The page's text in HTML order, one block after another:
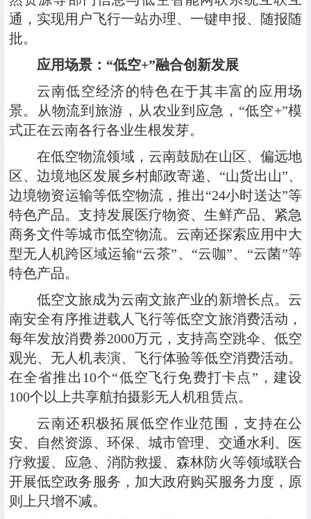
通，实现用户飞行一站办理、一键申报、随报随
批。
应用场景：“低空+”融合创新发展
云南低空经济的特色在于其丰富的应用场
景。从物流到旅游，从农业到应急，“低空+”模
式正在云南各行各业生根发芽。
在低空物流领域，云南鼓励在山区、偏远地
区、边境地区发展乡村邮政寄递、“山货出山”、
边境物资运输等低空物流，推出“24小时送达”等
特色产品。支持发展医疗物资、生鲜产品、紧急
商务文件等城市低空物流。云南还探索应用中大
型无人机跨区域运输“云茶”、“云咖”、“云菌”等
特色产品。
低空文旅成为云南文旅产业的新增长点。云
南安全有序推进载人飞行等低空文旅消费活动，
每年发放消费券2000万元，支持高空跳伞、低空
观光、无人机表演、飞行体验等低空消费活动。
在全省推出10个“低空飞行免费打卡点”，建设
100个以上共享航拍摄影无人机租赁点。
云南还积极拓展低空作业范围，支持在公
安、自然资源、环保、城市管理、交通水利、医
疗救援、应急、消防救援、森林防火等领域联合
开展低空政务服务，加大政府购买服务力度，原
则上只增不减。